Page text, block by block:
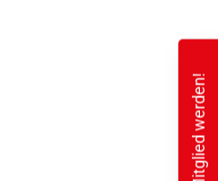
Mitglied werden!